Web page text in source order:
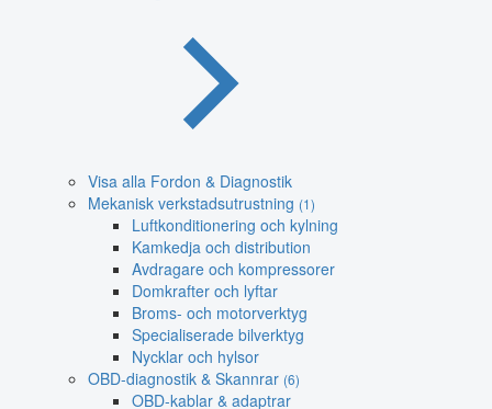
Visa alla Fordon & Diagnostik
Mekanisk verkstadsutrustning (1)
Luftkonditionering och kylning
Kamkedja och distribution
Avdragare och kompressorer
Domkrafter och lyftar
Broms- och motorverktyg
Specialiserade bilverktyg
Nycklar och hylsor
OBD-diagnostik & Skannrar (6)
OBD-kablar & adaptrar